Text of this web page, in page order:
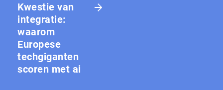
Kwestie van
integratie:
waarom
Europese
techgiganten
scoren met ai